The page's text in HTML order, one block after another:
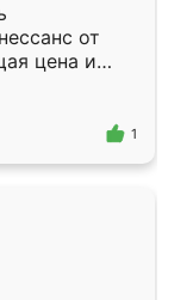
от
цена и
Приехавший
1